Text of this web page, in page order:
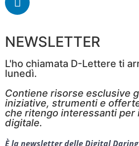
NEWSLETTER
L'ho chiamata D-Lettere ti
lunedì.
Contiene risorse esclusive
iniziative, strumenti e
che ritengo interessanti per
digitale.
È la newsletter delle Digital